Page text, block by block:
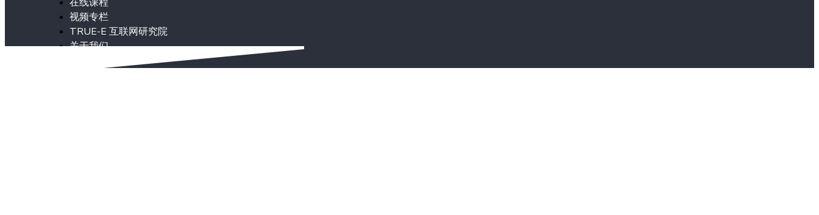
视频专栏
TRUE-E 互联网研究院
关于我们